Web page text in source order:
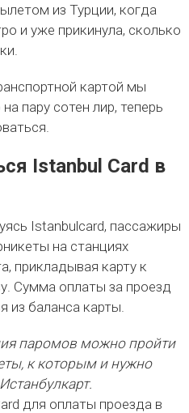
из Турции, когда
и уже прикинула, сколько
картой мы
пару сотен лир, теперь
Istanbul Card в
Istanbulcard, пассажиры
на станциях
прикладывая карту к
Сумма оплаты за проезд
из баланса карты.
паромов можно пройти
к которым и нужно